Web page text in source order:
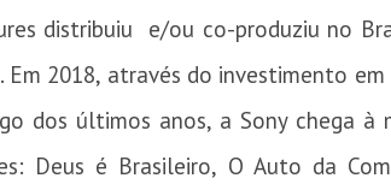
distribuiu e/ou co-produziu no
2018, através do investimento em
dos últimos anos, a Sony chega à
Deus é Brasileiro, O Auto da